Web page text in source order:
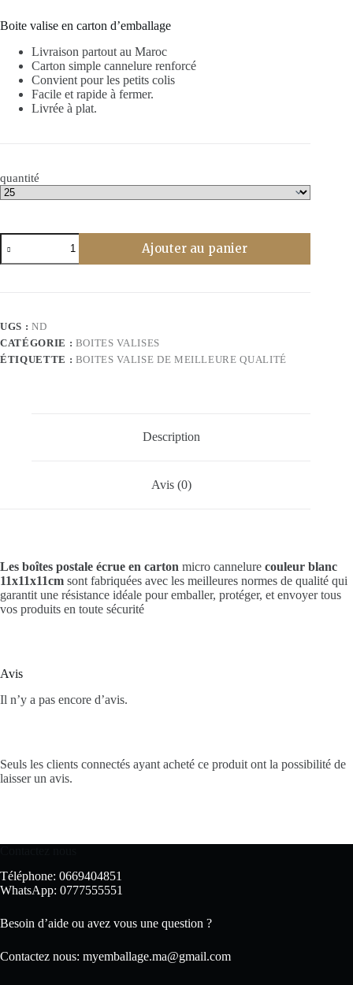
Boite valise en carton d’emballage
Livraison partout au Maroc
Carton simple cannelure renforcé
Convient pour les petits colis
Facile et rapide à fermer.
Livrée à plat.
quantité
quantité
de
Boites
Ajouter au panier
UGS : ND
CATÉGORIE : BOITES VALISES
ÉTIQUETTE : BOITES VALISE DE MEILLEURE QUALITÉ
Description
Avis (0)
Les boîtes postale écrue en carton micro cannelure couleur blanc
11x11x11cm sont fabriquées avec les meilleures normes de qualité qui
garantit une résistance idéale pour emballer, protéger, et envoyer tous
vos produits en toute sécurité
Avis
Il n’y a pas encore d’avis.
Seuls les clients connectés ayant acheté ce produit ont la possibilité de
laisser un avis.
Téléphone: 0669404851
WhatsApp: 0777555551
Besoin d’aide ou avez vous une question ?
Contactez nous: myemballage.ma@gmail.com